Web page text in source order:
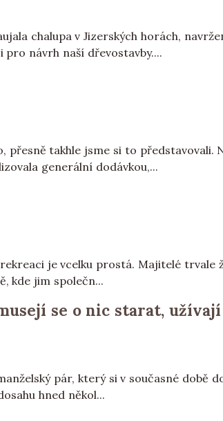
chalupa v Jizerských horách,
návrh naší dřevostavby....
přesně takhle jsme si to představovali.
generální dodávkou,...
je vcelku prostá. Majitelé trvale
kde jim společn...
se o nic starat,
pár, který si v současné době
hned někol...